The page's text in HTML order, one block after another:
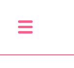
Menu